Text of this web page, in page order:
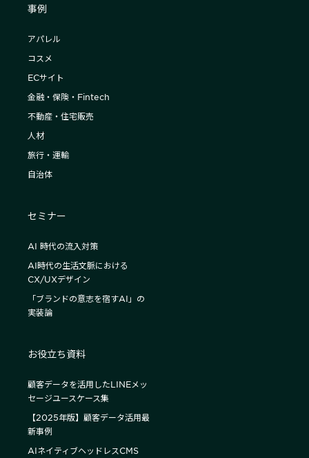
事例
アパレル
コスメ
ECサイト
金融・保険・Fintech
不動産・住宅販売
人材
旅行・運輸
自治体
セミナー
AI 時代の流入対策
AI時代の生活文脈における
CX/UXデザイン
「ブランドの意志を宿すAI」の
実装論
お役立ち資料
顧客データを活用したLINEメッ
セージユースケース集
【2025年版】顧客データ活用最
新事例
AIネイティブヘッドレスCMS